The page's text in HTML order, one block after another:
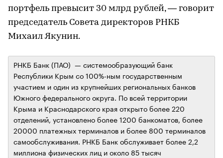
портфель превысит 30 млрд рублей, — говорит
председатель Совета директоров РНКБ
Михаил Якунин.
РНКБ Банк (ПАО) — системообразующий банк
Республики Крым со 100%-ным государственным
участием и один из крупнейших региональных банков
Южного федерального округа. По всей территории
Крыма и Краснодарского края открыто более 220
отделений, установлено более 1200 банкоматов, более
20000 платежных терминалов и более 800 терминалов
самообслуживания. РНКБ Банк обслуживает более 2,2
миллиона физических лиц и около 85 тысяч